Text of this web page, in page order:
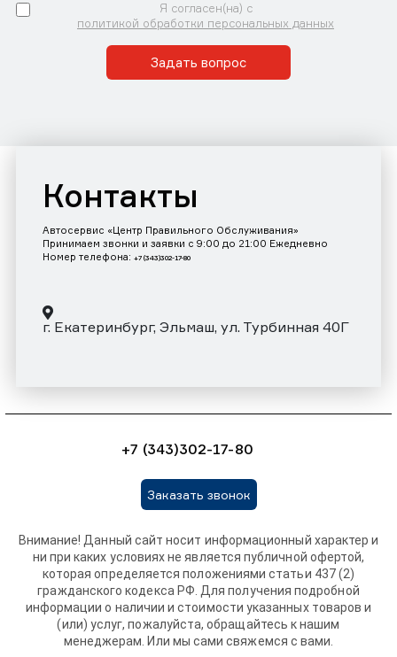
Я согласен(на) с
политикой обработки персональных данных
Задать вопрос
Контакты
Автосервис «Центр Правильного Обслуживания»
Принимаем звонки и заявки с 9:00 до 21:00 Ежедневно
Номер телефона: +7 (343)302-17-80
г. Екатеринбург, Эльмаш, ул. Турбинная 40Г
+7 (343)302-17-80
Заказать звонок
Внимание! Данный сайт носит информационный характер и
ни при каких условиях не является публичной офертой,
которая определяется положениями статьи 437 (2)
гражданского кодекса РФ. Для получения подробной
информации о наличии и стоимости указанных товаров и
(или) услуг, пожалуйста, обращайтесь к нашим
менеджерам. Или мы сами свяжемся с вами.